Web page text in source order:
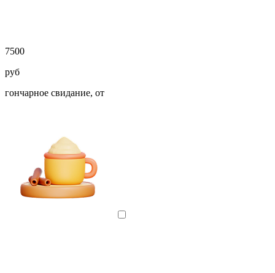
7500
руб
гончарное свидание, от